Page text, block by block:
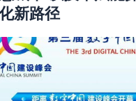
新路径